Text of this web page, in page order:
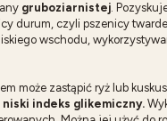
gruboziarnistej.
durum, czyli pszenicy
wschodu,
może zastąpić ryż lub
niski indeks glikemiczny.